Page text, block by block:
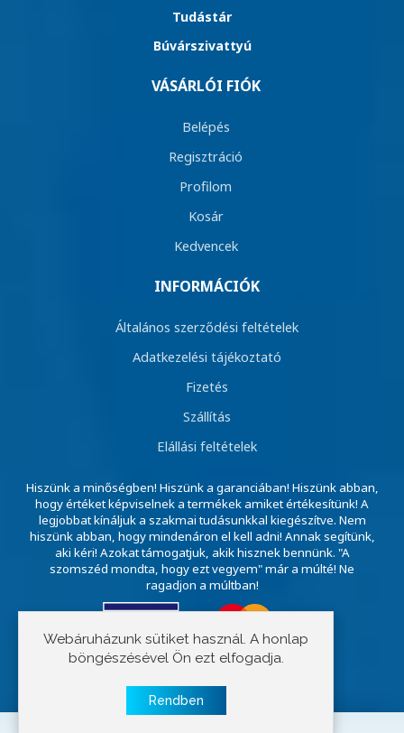
Tudástár
Búvárszivattyú
VÁSÁRLÓI FIÓK
Belépés
Regisztráció
Profilom
Kosár
Kedvencek
INFORMÁCIÓK
Általános szerződési feltételek
Adatkezelési tájékoztató
Fizetés
Szállítás
Elállási feltételek
Hiszünk a minőségben! Hiszünk a garanciában! Hiszünk abban,
hogy értéket képviselnek a termékek amiket értékesítünk! A
legjobbat kínáljuk a szakmai tudásunkkal kiegészítve. Nem
hiszünk abban, hogy mindenáron el kell adni! Annak segítünk,
aki kéri! Azokat támogatjuk, akik hisznek bennünk. "A
szomszéd mondta, hogy ezt vegyem" már a múlté! Ne
ragadjon a múltban!
Copyright © 2023 E-szivattyú
Webáruházunk sütiket használ. A honlap
böngészésével Ön ezt elfogadja.
Rendben